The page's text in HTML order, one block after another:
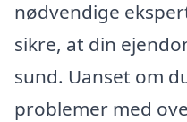
nødvendige
sikre, at din
sund. Uanset om
problemer med